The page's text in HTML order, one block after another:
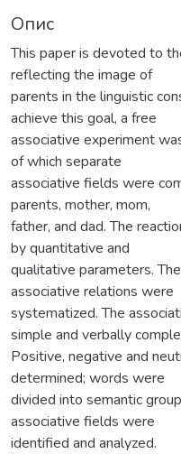
Опис
This paper is devoted to
reflecting the image of
parents in the linguistic
achieve this goal, a free
associative experiment
of which separate
associative fields were
parents, mother, mom,
father, and dad. The
by quantitative and
qualitative parameters.
associative relations were
systematized. The
simple and verbally
Positive, negative and
determined; words were
divided into semantic
associative fields were
identified and analyzed.